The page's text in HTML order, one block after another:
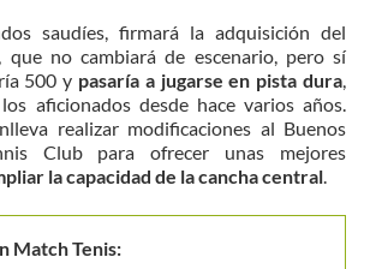
saudíes, firmará la adquisición del
, que no cambiará de escenario, pero sí
500 y pasaría a jugarse en pista dura
aficionados desde hace varios años.
realizar modificaciones al Buenos
Club para ofrecer unas mejores
la capacidad de la cancha central
Match Tenis: